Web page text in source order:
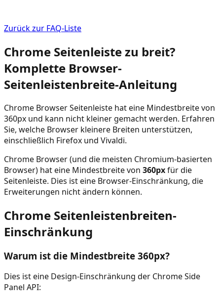
Zurück zur FAQ-Liste
Chrome Seitenleiste zu breit?
Komplette Browser-
Seitenleistenbreite-Anleitung
Chrome Browser Seitenleiste hat eine Mindestbreite von
360px und kann nicht kleiner gemacht werden. Erfahren
Sie, welche Browser kleinere Breiten unterstützen,
einschließlich Firefox und Vivaldi.
Chrome Browser (und die meisten Chromium-basierten
Browser) hat eine Mindestbreite von 360pxfür die
Seitenleiste. Dies ist eine Browser-Einschränkung, die
Erweiterungen nicht ändern können.
Chrome Seitenleistenbreiten-
Einschränkung
Warum ist die Mindestbreite 360px?
Dies ist eine Design-Einschränkung der Chrome Side
Panel API: